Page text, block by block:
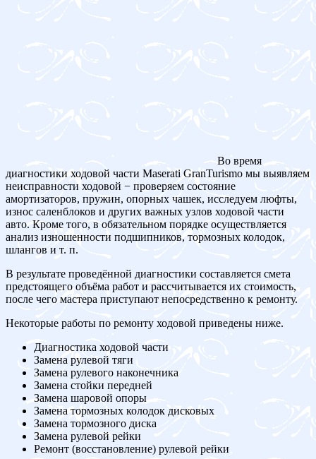
Во время
диагностики ходовой части Maserati GranTurismo мы выявляем
неисправности ходовой − проверяем состояние
амортизаторов, пружин, опорных чашек, исследуем люфты,
износ саленблоков и других важных узлов ходовой части
авто. Кроме того, в обязательном порядке осуществляется
анализ изношенности подшипников, тормозных колодок,
шлангов и т. п.
В результате проведённой диагностики составляется смета
предстоящего объёма работ и рассчитывается их стоимость,
после чего мастера приступают непосредственно к ремонту.
Некоторые работы по ремонту ходовой приведены ниже.
Диагностика ходовой части
Замена рулевой тяги
Замена рулевого наконечника
Замена стойки передней
Замена шаровой опоры
Замена тормозных колодок дисковых
Замена тормозного диска
Замена рулевой рейки
Ремонт (восстановление) рулевой рейки